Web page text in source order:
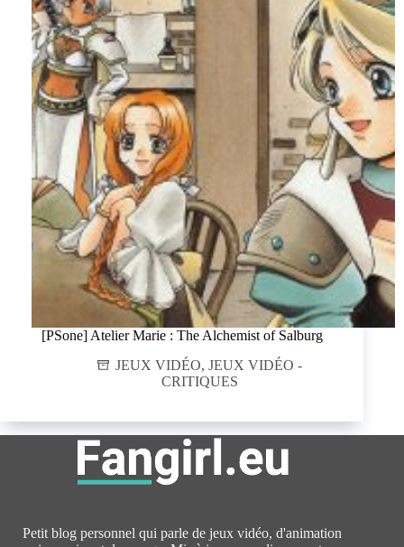
[PSone] Atelier Marie : The Alchemist of Salburg
JEUX VIDÉO,JEUX VIDÉO -
CRITIQUES
Petit blog personnel qui parle de jeux vidéo, d'animation